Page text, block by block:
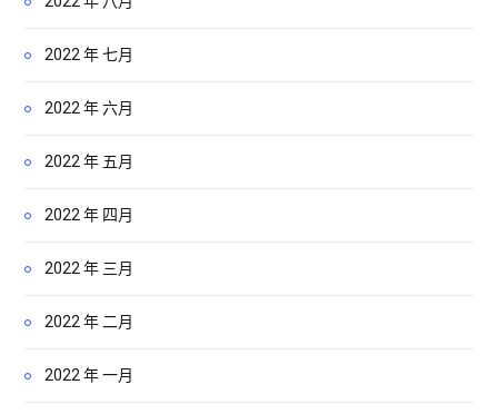
2022 年 七月
2022 年 六月
2022 年 五月
2022 年 四月
2022 年 三月
2022 年 二月
2022 年 一月